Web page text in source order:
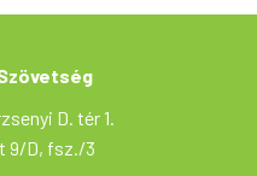
D. tér 1.
9/D, fsz./3